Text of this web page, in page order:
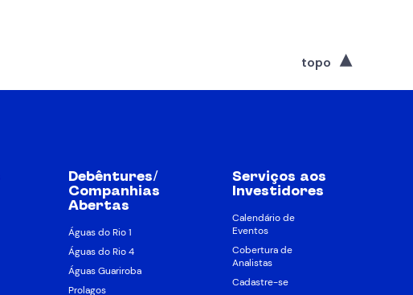
topo
Debêntures/
Companhias
Abertas
Águas do Rio 1
Águas do Rio 4
Águas Guariroba
Prolagos
Serviços aos
Investidores
Calendário de
Eventos
Cobertura de
Analistas
Cadastre-se